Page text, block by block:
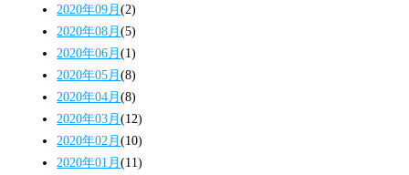
2020年09月(2)
2020年08月(5)
2020年06月(1)
2020年05月(8)
2020年04月(8)
2020年03月(12)
2020年02月(10)
2020年01月(11)